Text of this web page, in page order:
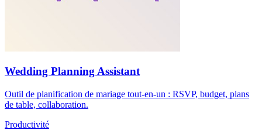
Wedding Planning Assistant
Outil de planification de mariage tout-en-un : RSVP, budget, plans
de table, collaboration.
Productivité